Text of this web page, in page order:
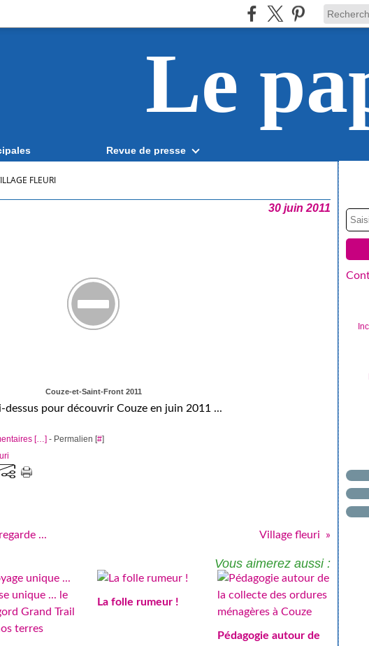
Le
Revue de presse
FLEURI
30 juin 2011
Couze-et-Saint-Front 2011
pour découvrir Couze en juin 2011 ...
[…] - Permalien [#]
... Village fleuri
Vous aimerez aussi :
La folle rumeur !
Pédagogie autour de